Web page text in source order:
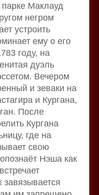
Маклауд
негром
устроить
ему о его
году, на
дуэль
Вечером
и зеваки на
и Кургана,
После
Кургана
где на
свою
Нэша как